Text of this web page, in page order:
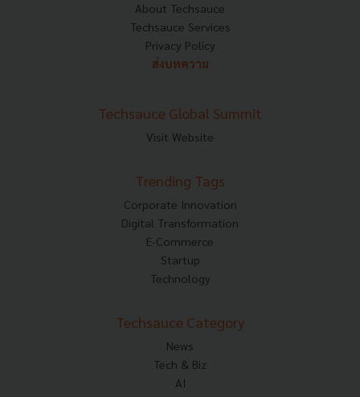
About Techsauce
Techsauce Services
Privacy Policy
ส่งบทความ
Techsauce Global Summit
Visit Website
Trending Tags
Corporate Innovation
Digital Transformation
E-Commerce
Startup
Technology
Techsauce Category
News
Tech & Biz
AI